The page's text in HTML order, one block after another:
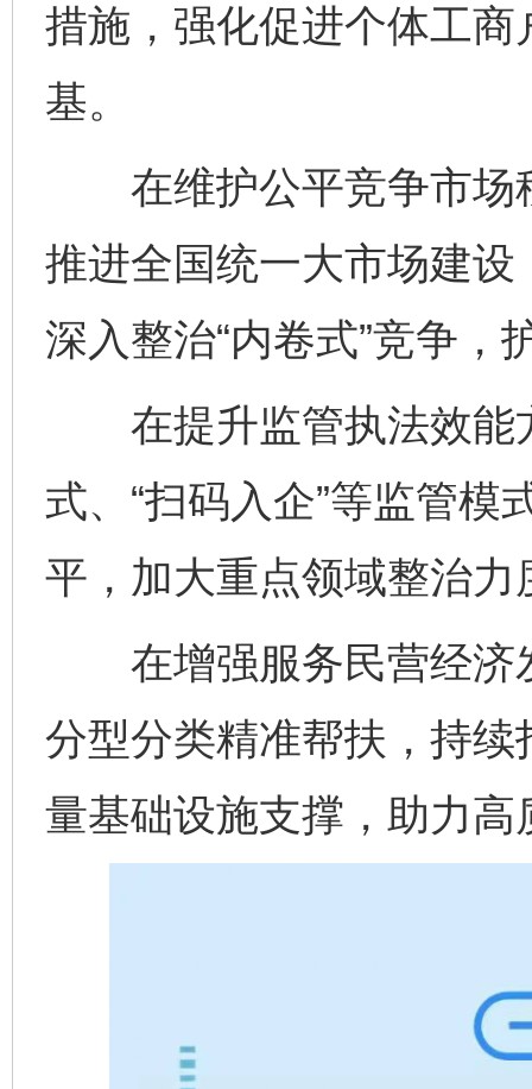
措施，强化促进个体工
基。
在维护公平竞争市场
推进全国统一大市场建
深入整治“内卷式”竞争，
在提升监管执法效能
式、“扫码入企”等监管
平，加大重点领域整治
在增强服务民营经济
分型分类精准帮扶，持续
量基础设施支撑，助力高